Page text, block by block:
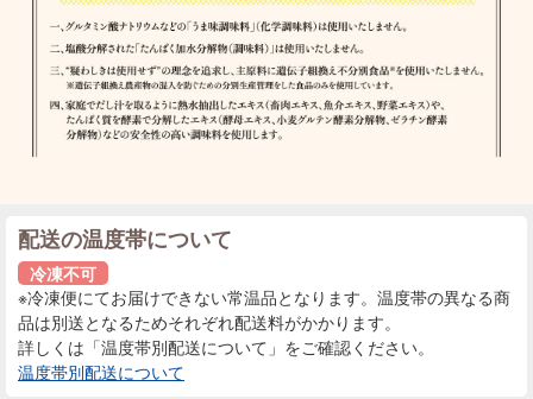
配送の温度帯について
冷凍不可
※冷凍便にてお届けできない常温品となります。温度帯の異なる商
品は別送となるためそれぞれ配送料がかかります。
詳しくは「温度帯別配送について」をご確認ください。
温度帯別配送について